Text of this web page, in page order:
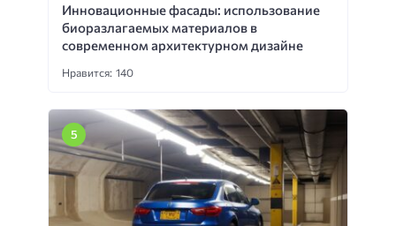
Инновационные фасады: использование
биоразлагаемых материалов в
современном архитектурном дизайне
Нравится: 140